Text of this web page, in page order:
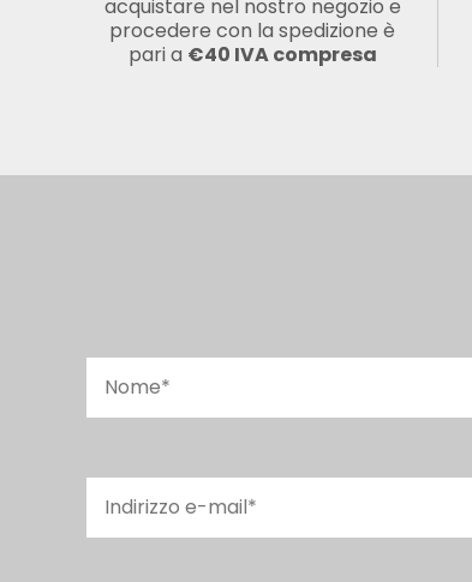
acquistare nel nostro negozio e
procedere con la spedizione è
pari a €40 IVA compresa